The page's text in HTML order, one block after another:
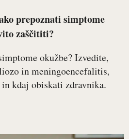
prepoznati simptome
zaščititi?
okužbe? Izvedite,
in meningoencefalitis,
kdaj obiskati zdravnika.